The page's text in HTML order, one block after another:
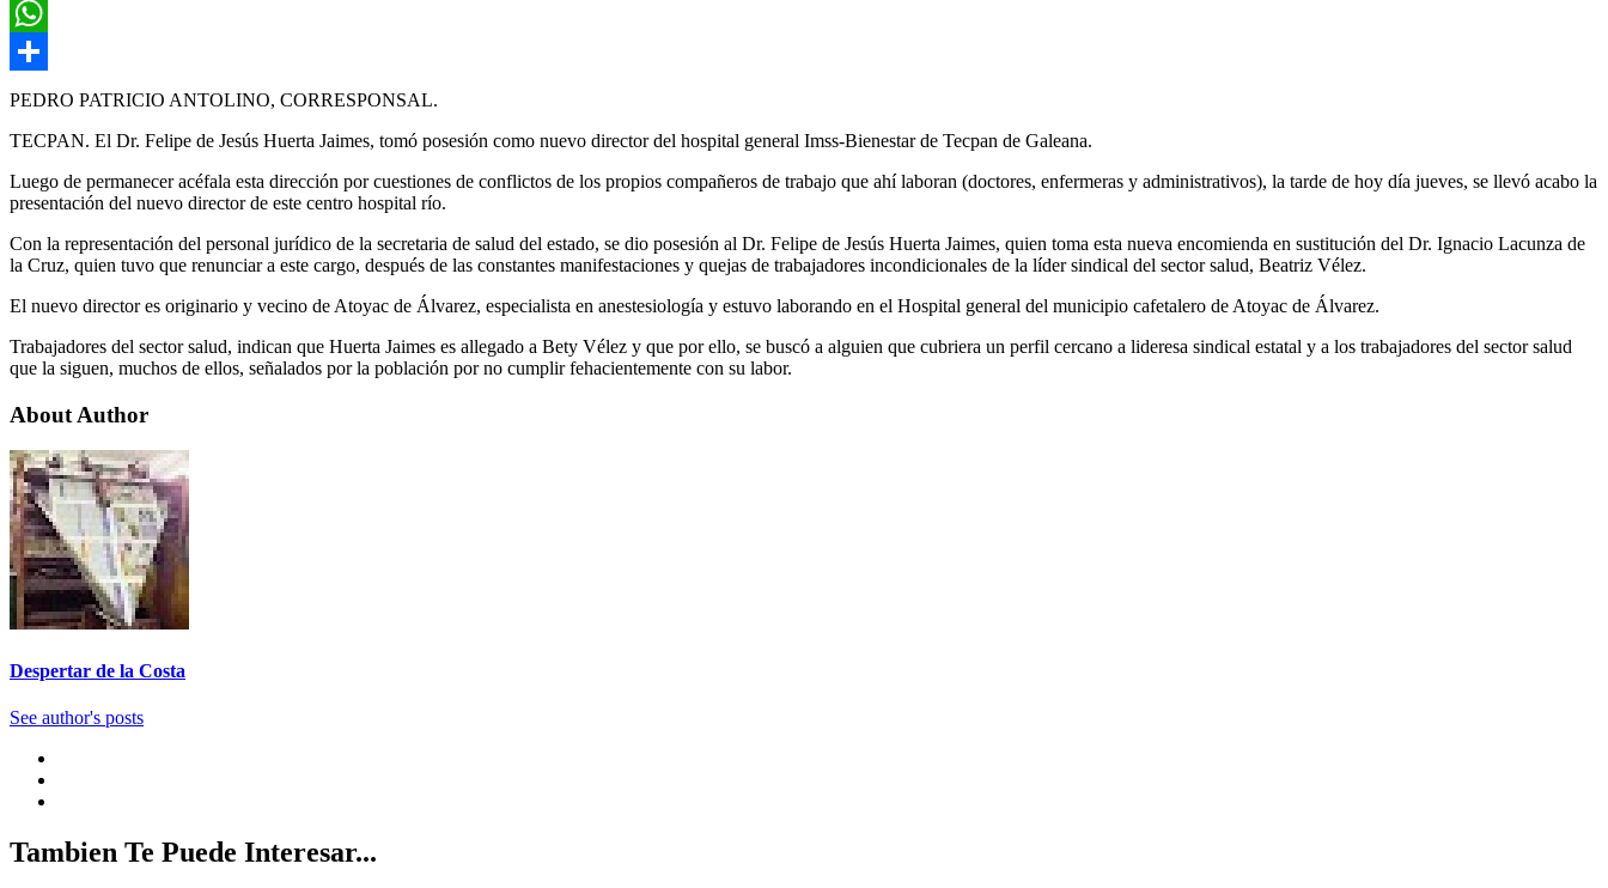
Email
WhatsApp
Compartir
PEDRO PATRICIO ANTOLINO, CORRESPONSAL.
TECPAN. El Dr. Felipe de Jesús Huerta Jaimes, tomó posesión como nuevo director del hospital general Imss-Bienestar de Tecpan de Galeana.
Luego de permanecer acéfala esta dirección por cuestiones de conflictos de los propios compañeros de trabajo que ahí laboran (doctores, enfermeras y administrativos), la tarde de hoy día jueves, se llevó acabo la
presentación del nuevo director de este centro hospital río.
Con la representación del personal jurídico de la secretaria de salud del estado, se dio posesión al Dr. Felipe de Jesús Huerta Jaimes, quien toma esta nueva encomienda en sustitución del Dr. Ignacio Lacunza de
la Cruz, quien tuvo que renunciar a este cargo, después de las constantes manifestaciones y quejas de trabajadores incondicionales de la líder sindical del sector salud, Beatriz Vélez.
El nuevo director es originario y vecino de Atoyac de Álvarez, especialista en anestesiología y estuvo laborando en el Hospital general del municipio cafetalero de Atoyac de Álvarez.
Trabajadores del sector salud, indican que Huerta Jaimes es allegado a Bety Vélez y que por ello, se buscó a alguien que cubriera un perfil cercano a lideresa sindical estatal y a los trabajadores del sector salud
que la siguen, muchos de ellos, señalados por la población por no cumplir fehacientemente con su labor.
About Author
Despertar de la Costa
See author's posts
Tambien Te Puede Interesar...